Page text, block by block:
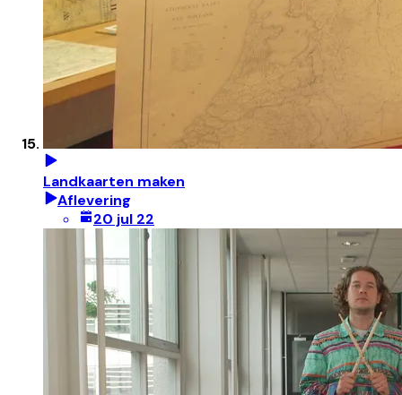
Landkaarten maken
Aflevering
20 jul 22